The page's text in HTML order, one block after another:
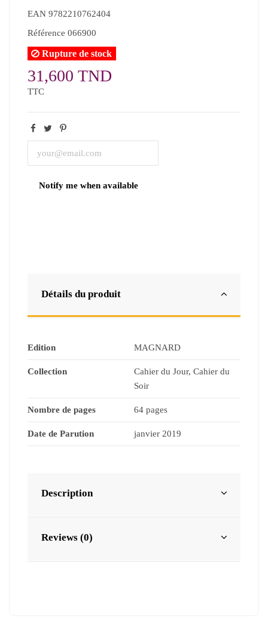
EAN 9782210762404
Référence 066900
Rupture de stock
31,600 TND
TTC
Détails du produit
Edition MAGNARD
Collection
Cahier du Jour, Cahier du
Soir
Nombre de pages 64 pages
Date de Parution janvier 2019
Description
Reviews (0)